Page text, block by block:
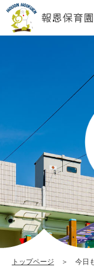
トップページ ＞ 今日も